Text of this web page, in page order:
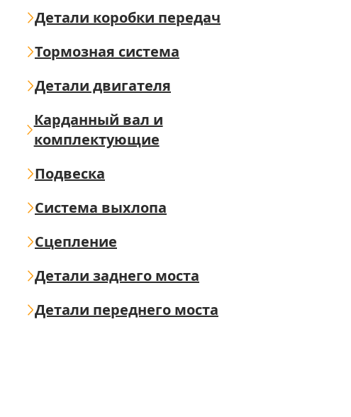
Детали коробки передач
Тормозная система
Детали двигателя
Карданный вал и
комплектующие
Подвеска
Система выхлопа
Сцепление
Детали заднего моста
Детали переднего моста